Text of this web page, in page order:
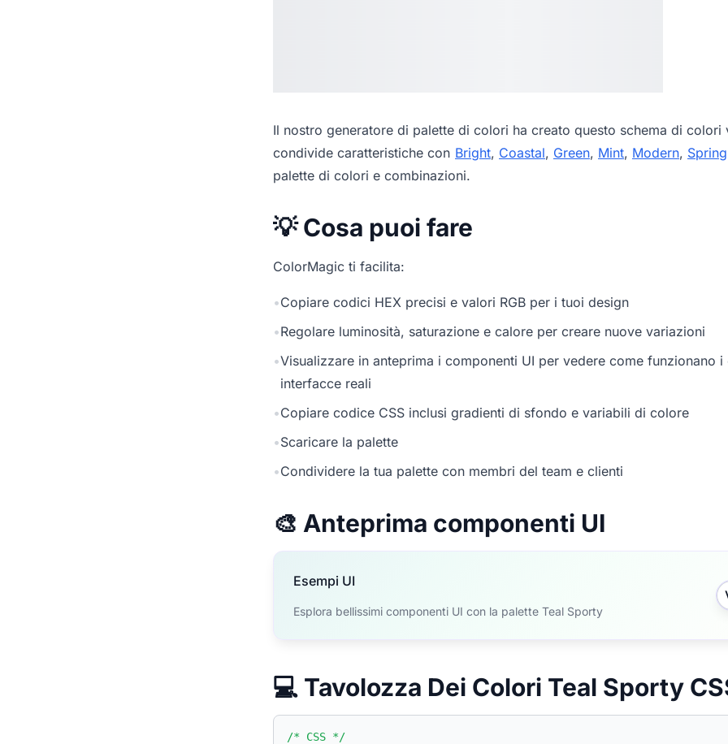
Il nostro generatore di palette di colori ha creato questo schema di colori
condivide caratteristiche con Bright, Coastal, Green, Mint, Modern, Spring
palette di colori e combinazioni.
💡 Cosa puoi fare
ColorMagic ti facilita:
•Copiare codici HEX precisi e valori RGB per i tuoi design
•Regolare luminosità, saturazione e calore per creare nuove variazioni
•Visualizzare in anteprima i componenti UI per vedere come funzionano
interfacce reali
•Copiare codice CSS inclusi gradienti di sfondo e variabili di colore
•Scaricare la palette
•Condividere la tua palette con membri del team e clienti
🎨 Anteprima componenti UI
Esempi UI
Esplora bellissimi componenti UI con la palette Teal Sporty
💻 Tavolozza Dei Colori Teal Sporty
/* CSS */